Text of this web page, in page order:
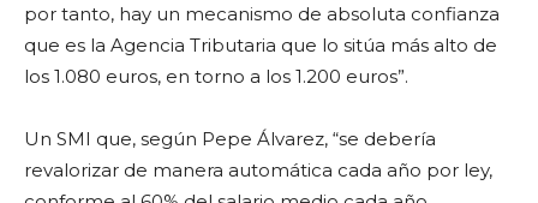
por tanto, hay un mecanismo de absoluta confianza
que es la Agencia Tributaria que lo sitúa más alto de
los 1.080 euros, en torno a los 1.200 euros”.
Un SMI que, según Pepe Álvarez, “se debería
revalorizar de manera automática cada año por ley,